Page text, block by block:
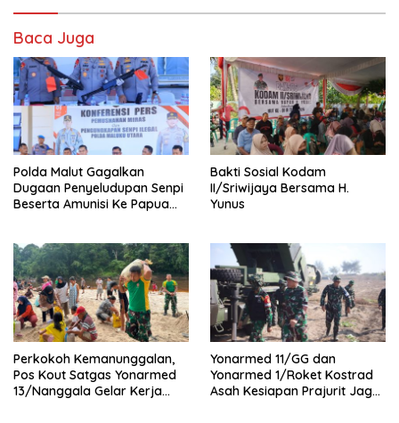
Baca Juga
Polda Malut Gagalkan
Dugaan Penyeludupan Senpi
Beserta Amunisi Ke Papua
Bakti Sosial Kodam
II/Sriwijaya Bersama H.
Yunus
Perkokoh Kemanunggalan,
Pos Kout Satgas Yonarmed
13/Nanggala Gelar Kerja
Yonarmed 11/GG dan
Yonarmed 1/Roket Kostrad
Asah Kesiapan Prajurit Jaga